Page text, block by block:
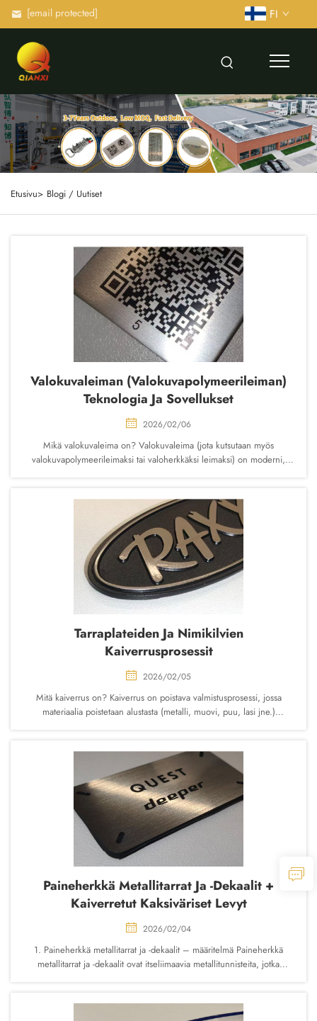
[email protected] FI
Etusivu> Blogi / Uutiset
Valokuvaleiman (valokuvapolymeerileiman)
Teknologia Ja Sovellukset
2026/02/06
Mikä valokuvaleima on? Valokuvaleima (jota kutsutaan myös
valokuvapolymeerileimaksi tai valoherkkäksi leimaksi) on moderni,
kalvon läpi...
Tarraplateiden Ja Nimikilvien
Kaiverrusprosessit
2026/02/05
Mitä kaiverrus on? Kaiverrus on poistava valmistusprosessi, jossa
materiaalia poistetaan alustasta (metalli, muovi, puu, lasi jne.)
Paineherkkä Metallitarrat Ja -dekaalit +
Kaiverretut Kaksiväriset Levyt
2026/02/04
1. Paineherkkä metallitarrat ja -dekaalit – määritelmä Paineherkkä
metallitarrat ja -dekaalit ovat itseliimaavia metallitunnisteita, jotka